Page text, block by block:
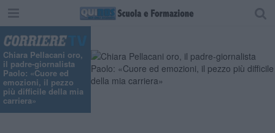
Chiara Pellacani oro,
il padre-giornalista
Paolo: «Cuore ed
emozioni, il pezzo
più difficile della mia
carriera»